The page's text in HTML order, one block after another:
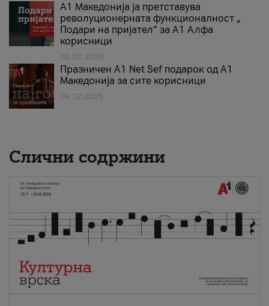
А1 Македонија ја претставува
револуционерната функционалност „
Подари на пријател“ за А1 Алфа
корисници
02.02.2026
Празничен A1 Net Sеf подарок од А1
Македонија за сите корисници
04.12.2025
Слични содржини